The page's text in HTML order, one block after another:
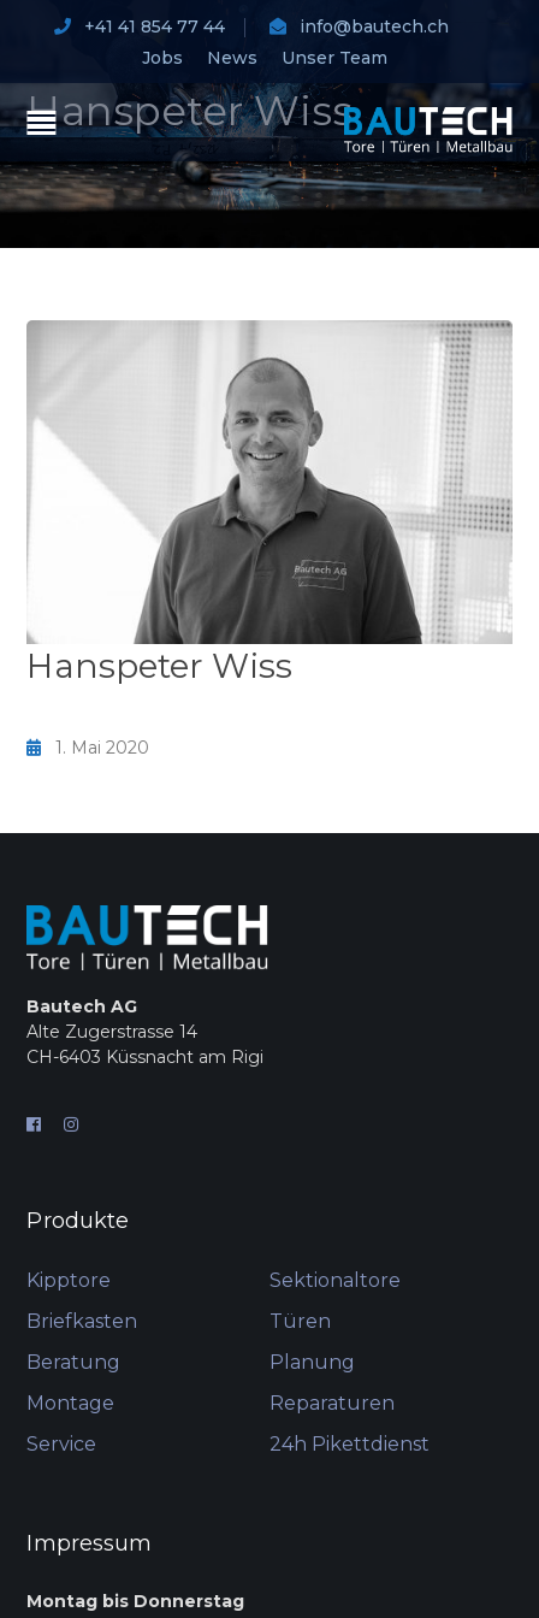
+41 41 854 77 44
info@bautech.ch
Jobs
News Unser Team
Hanspeter Wiss
Hanspeter Wiss
1. Mai 2020
Bautech AG
Alte Zugerstrasse 14
CH-6403 Küssnacht am Rigi
Produkte
Kipptore
Sektionaltore
Briefkasten
Türen
Beratung
Planung
Montage
Reparaturen
Service
24h Pikettdienst
Impressum
Montag bis Donnerstag